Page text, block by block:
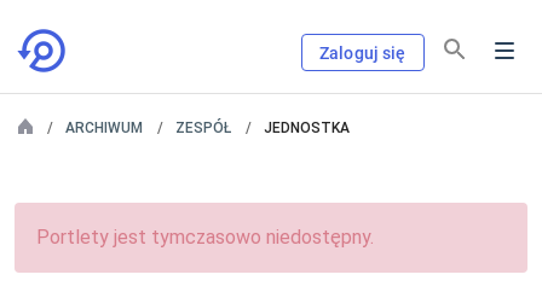
Zaloguj się
ARCHIWUM ZESPÓŁ JEDNOSTKA
Portlety jest tymczasowo niedostępny.